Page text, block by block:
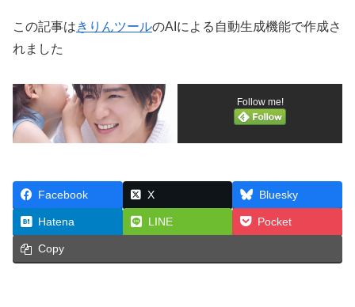
この記事はきりんツールのAIによる自動生成機能で作成さ
れました
Follow me!
Facebook X Bluesky
Hatena LINE Pocket
Copy